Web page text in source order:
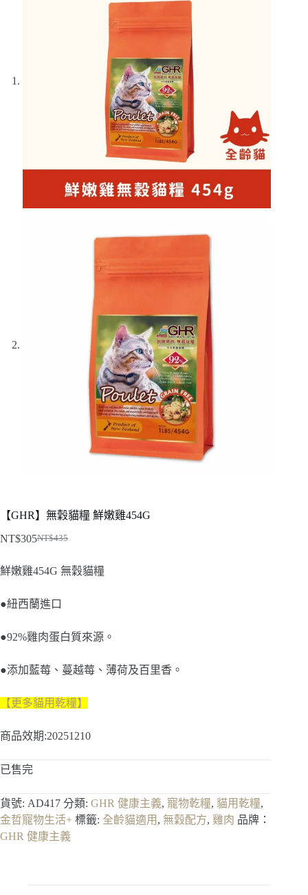
【GHR】無穀貓糧 鮮嫩雞454G
NT$435
格：
NT$435。
NT$305
格：
NT$305。
鮮嫩雞454G 無穀貓糧
●紐西蘭進口
●92%雞肉蛋白質來源。
●添加藍莓、蔓越莓、薄荷及百里香。
【更多貓用乾糧】
商品效期:20251210
已售完
貨號: AD417 分類: GHR 健康主義, 寵物乾糧, 貓用乾糧,
金哲寵物生活+ 標籤: 全齡貓適用 , 無穀配方, 雞肉 品牌：
GHR 健康主義